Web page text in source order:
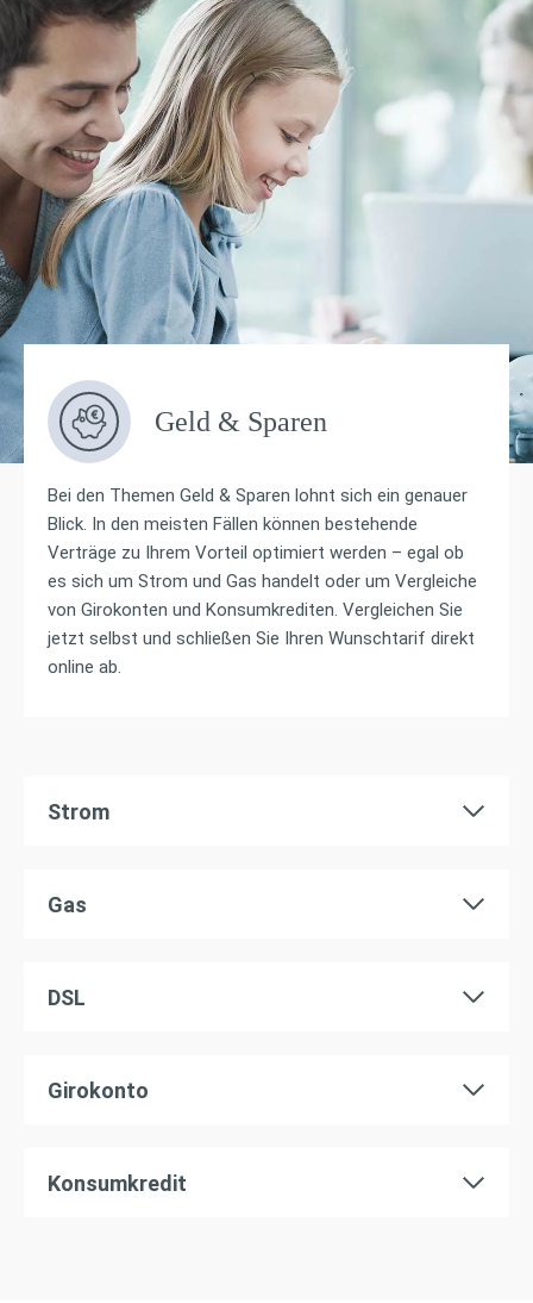
Geld & Sparen
Bei den Themen Geld & Sparen lohnt sich ein genauer
Blick. In den meisten Fällen können bestehende
Verträge zu Ihrem Vorteil optimiert werden – egal ob
es sich um Strom und Gas handelt oder um Vergleiche
von Girokonten und Konsumkrediten. Vergleichen Sie
jetzt selbst und schließen Sie Ihren Wunschtarif direkt
online ab.
Strom
Gas
DSL
Girokonto
Konsumkredit